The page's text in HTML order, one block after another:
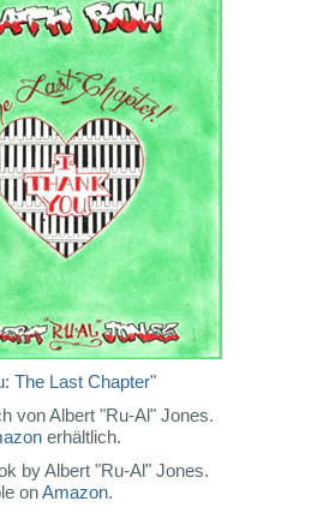
The Last Chapter"
von Albert "Ru-Al" Jones.
erhältlich.
by Albert "Ru-Al" Jones.
onAmazon.